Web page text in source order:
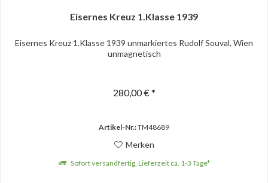
Eisernes Kreuz 1.Klasse 1939
Eisernes Kreuz 1.Klasse 1939 unmarkiertes Rudolf Souval, Wien
unmagnetisch
280,00 € *
Artikel-Nr.:TM48689
Merken
Sofort versandfertig, Lieferzeit ca. 1-3 Tage*